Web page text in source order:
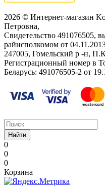
2026 © Интернет-магазин
Петровна,
Свидетельство ‎491076505,
райисполкомом от
247005, Гомельский р -н,
Регистрационный номер в
Беларусь: ‎491076505-2 от
Найти
0
0
0
Корзина